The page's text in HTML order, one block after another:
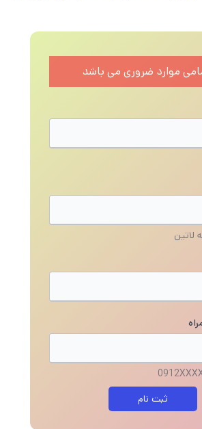
موارد ضروری می باشد
لاتین
ثبت نام